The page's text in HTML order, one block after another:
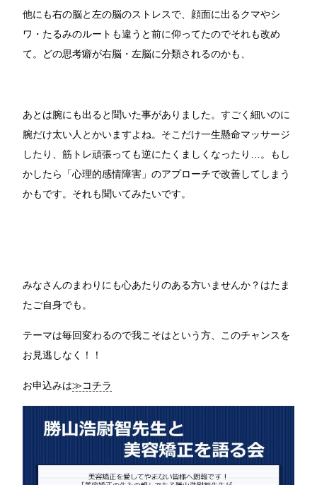
他にも右の脳と左の脳のストレスで、顔面に出るクマやシ
ワ・たるみのルートも違うと前に仰ってたのでそれも改め
て。どの思考癖が右脳・左脳に分類されるのかも、
あとは腕にも出ると聞いた事がありました。すごく細いのに
腕だけ太い人とかいますよね。そこだけ一生懸命マッサージ
したり、筋トレ頑張っても逆にたくましくなったり…。もし
かしたら「心理的感情障害」のアプローチで改善してしまう
かもです。それも聞いてみたいです。
みなさんのまわりにも心あたりのある方いませんか？はたま
たご自身でも。
テーマは毎回変わるので我こそはという方、このチャンスを
お見逃しなく！！
お申込みは≫コチラ